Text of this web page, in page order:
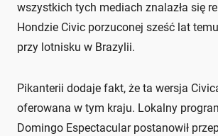
wszystkich tych mediach znalazła się
Hondzie Civic porzuconej sześć lat
przy lotnisku w Brazylii.
Pikanterii dodaje fakt, że ta wersja
oferowana w tym kraju. Lokalny
Domingo Espectacular postanowił